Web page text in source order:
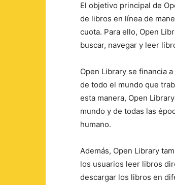
El objetivo principal de
de libros en línea de
cuota. Para ello, Open
buscar, navegar y leer
Open Library se financia
de todo el mundo que
esta manera, Open
mundo y de todas las
humano.
Además, Open Library
los usuarios leer libros
descargar los libros en